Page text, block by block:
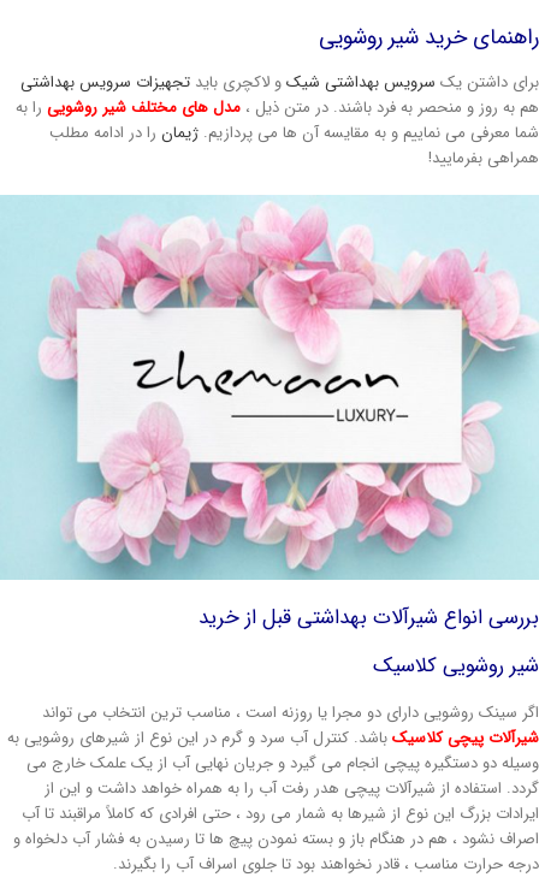
خرید شیر روشویی
داشتن یک سرویس بهداشتی شیکو لاکچری باید تجهیزات سرویس بهداشتی
به روز و منحصر به فرد باشند. در متن ذیل ، مدل های مختلف شیر روشوییرا به
معرفی می نماییم و به مقایسه آن ها می پردازیم. ژیمانرا در ادامه مطلب
بفرمایید!
انواع شیرآلات بهداشتی قبل از خرید
روشویی کلاسیک
سینک روشویی دارای دو مجرا یا روزنه است ، مناسب ترین انتخاب می تواند
پیچی کلاسیکباشد. کنترل آب سرد و گرم در این نوع از شیرهای روشویی به
دو دستگیره پیچی انجام می گیرد و جریان نهایی آب از یک علمک خارج می
استفاده از شیرآلات پیچی هدر رفت آب را به همراه خواهد داشت و این از
بزرگ این نوع از شیرها به شمار می رود ، حتی افرادی که کاملاً مراقبند تا آب
نشود ، هم در هنگام باز و بسته نمودن پیچ ها تا رسیدن به فشار آب دلخواه و
حرارت مناسب ، قادر نخواهند بود تا جلوی اسراف آب را بگیرند.